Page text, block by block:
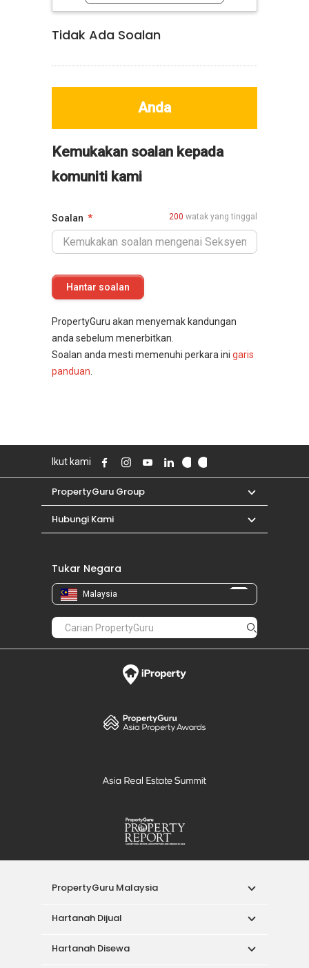
Tidak Ada Soalan
Anda
Kemukakan soalan kepada
komuniti kami
Soalan 200 watak yang tinggal
PropertyGuru akan menyemak kandungan
anda sebelum menerbitkan.
Soalan anda mesti memenuhi perkara ini garis
panduan
Ikut kami
PropertyGuru Group
Hubungi Kami
Tukar Negara
Malaysia
PropertyGuru Malaysia
Hartanah Dijual
Hartanah Disewa